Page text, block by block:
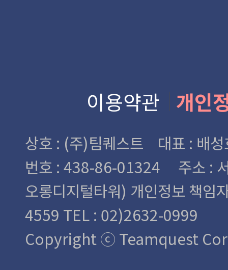
이용약관 개인
상호 : (주)팀퀘스트 대표 : 배
번호 : 438-86-01324
주소 :
오롱디지털타워) 개인정보 책
4559 TEL : 02)2632-0999
Copyright ⓒ Teamquest